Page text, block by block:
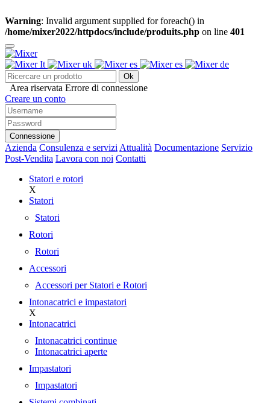
Warning: Invalid argument supplied for foreach() in
/home/mixer2022/httpdocs/include/produits.php on line 401
Ok
Area riservata Errore di connessione
Creare un conto
Connessione
Azienda Consulenza e servizi Attualità Documentazione Servizio
Post-Vendita Lavora con noi Contatti
Statori e rotori
X
Statori
Statori
Rotori
Rotori
Accessori
Accessori per Statori e Rotori
Intonacatrici e impastatori
X
Intonacatrici
Intonacatrici continue
Intonacatrici aperte
Impastatori
Impastatori